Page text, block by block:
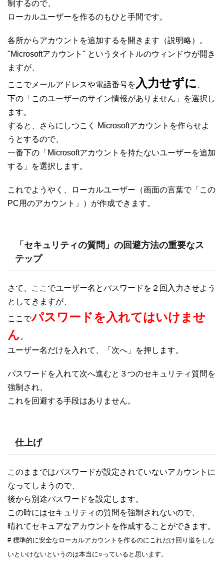
制するので、
ローカルユーザーを作るのもひと手間です。
各所からアカウントを追加するを開きます（説明略）。
"Microsoftアカウント" というタイトルのウィンドウが開き
ますが、
ここでメールアドレスや電話番号を 入力せずに
下の「このユーザーのサイン情報がありません」を選択し
ます。
すると、さらにしつこく Microsoftアカウントを作らせよ
うとするので、
一番下の「Microsoftアカウントを持たないユーザーを追加
する」を選択します。
これでようやく、ローカルユーザー（画面の言葉で「この
PC用のアカウント」）が作成できます。
「セキュリティの質問」の回避方法の重要なス
テップ
さて、ここでユーザー名とパスワードを２回入力させよう
としてきますが、
ここでパスワードを入れてはいけませ
ん。
ユーザー名だけを入れて、「次へ」を押します。
パスワードを入れて次へ進むと３つのセキュリティ質問を
強制され、
これを回避する手段はありません。
仕上げ
このままではパスワードが設定されていないアカウントに
なってしまうので、
後から別途パスワードを設定します。
この時にはセキュリティの質問を強制されないので、
晴れてセキュアなアカウントを作成することができます。
# 標準的に安全なローカルアカウントを作るのにこれだけ回り道をしな
いといけないというのは本当に○っていると思います。